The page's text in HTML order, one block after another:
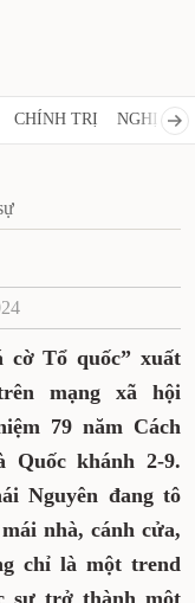
CHÍNH TRỊ NGHỊ
Tổ quốc” xuất
mạng xã hội
79 năm Cách
Quốc khánh 2-9.
Nguyên đang tô
nhà, cánh cửa,
chỉ là một trend
sự trở thành một